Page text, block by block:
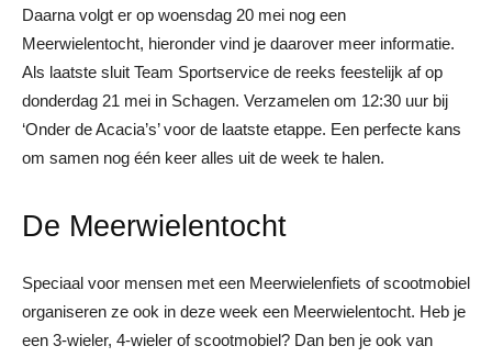
Daarna volgt er op woensdag 20 mei nog een
Meerwielentocht, hieronder vind je daarover meer informatie.
Als laatste sluit Team Sportservice de reeks feestelijk af op
donderdag 21 mei in Schagen. Verzamelen om 12:30 uur bij
‘Onder de Acacia’s’ voor de laatste etappe. Een perfecte kans
om samen nog één keer alles uit de week te halen.
De Meerwielentocht
Speciaal voor mensen met een Meerwielenfiets of scootmobiel
organiseren ze ook in deze week een Meerwielentocht. Heb je
een 3-wieler, 4-wieler of scootmobiel? Dan ben je ook van